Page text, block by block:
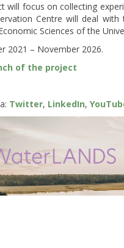
will focus on collecting
Centre will deal
Sciences of the
2021 – November 2026.
of the project
Twitter, LinkedIn,